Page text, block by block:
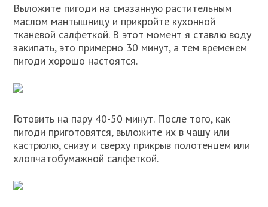
Выложите пигоди на смазанную растительным
маслом мантышницу и прикройте кухонной
тканевой салфеткой. В этот момент я ставлю воду
закипать, это примерно 30 минут, а тем временем
пигоди хорошо настоятся.
Готовить на пару 40-50 минут. После того, как
пигоди приготовятся, выложите их в чашу или
кастрюлю, снизу и сверху прикрыв полотенцем или
хлопчатобумажной салфеткой.